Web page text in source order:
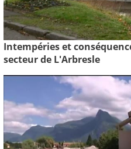
Intempéries et
secteur de L'Arbresle